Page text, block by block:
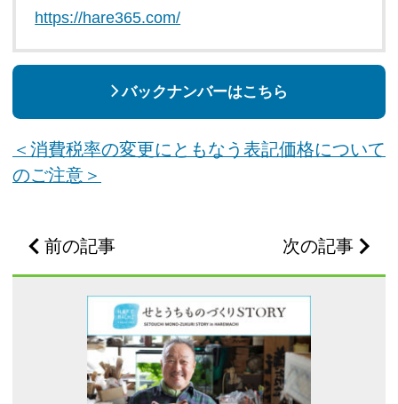
https://hare365.com/
バックナンバーはこちら
＜消費税率の変更にともなう表記価格について
のご注意＞
前の記事 次の記事